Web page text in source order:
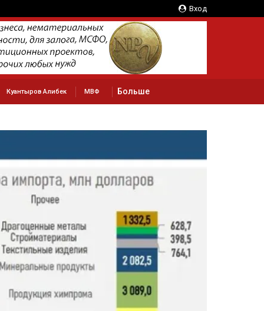
Вход
Куантыров Алибек МВФ Больше